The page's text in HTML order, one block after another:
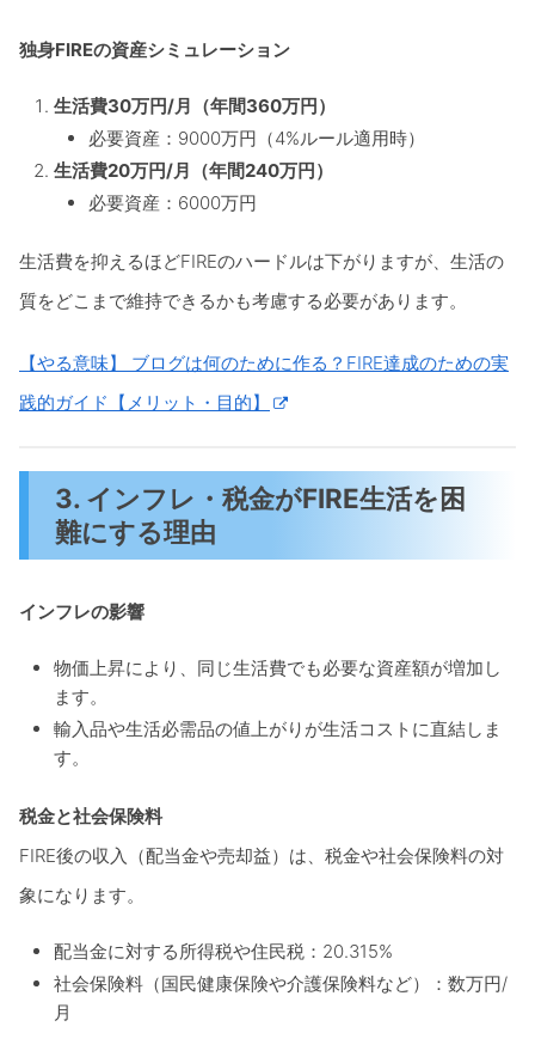
独身FIREの資産シミュレーション
生活費30万円/月（年間360万円）
必要資産：9000万円（4%ルール適用時）
生活費20万円/月（年間240万円）
必要資産：6000万円
生活費を抑えるほどFIREのハードルは下がりますが、生活の
質をどこまで維持できるかも考慮する必要があります。
【やる意味】 ブログは何のために作る？FIRE達成のための実
践的ガイド【メリット・目的】
3. インフレ・税金がFIRE生活を困
難にする理由
インフレの影響
物価上昇により、同じ生活費でも必要な資産額が増加し
ます。
輸入品や生活必需品の値上がりが生活コストに直結しま
す。
税金と社会保険料
FIRE後の収入（配当金や売却益）は、税金や社会保険料の対
象になります。
配当金に対する所得税や住民税：20.315%
社会保険料（国民健康保険や介護保険料など）：数万円/
月